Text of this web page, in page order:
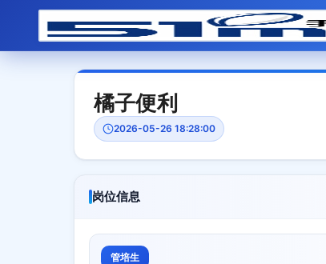
橘子便利
2026-05-26 18:28:00
岗位信息
管培生